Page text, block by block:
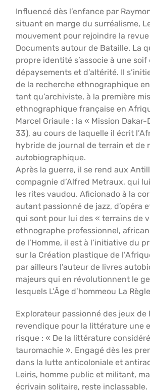
Influencé dès l’enfance par
situant en marge du surréalisme,
mouvement pour rejoindre la
Documents autour de Bataille. La
propre identité s’associe à une soif
dépaysements et d’altérité. Il
de la recherche ethnographique
tant qu’archiviste, à la première
ethnographique française en
Marcel Griaule : la « Mission
33), au cours de laquelle il écrit
hybride de journal de terrain et de
autobiographique.
Après la guerre, il se rend aux
compagnie d’Alfred Metraux, qui
les rites vaudou. Aficionado à la
autant passionné de jazz, d’opéra
qui sont pour lui des « terrains de
ethnographe professionnel,
de l’Homme, il est à l’initiative du
sur la Création plastique de
par ailleurs l’auteur de livres
majeurs qui en révolutionnent le
lesquels L’Âge d’hommeou La
Explorateur passionné des jeux de
revendique pour la littérature une
risque : « De la littérature
tauromachie ». Engagé dès les
dans la lutte anticoloniale et
Leiris, homme public et militant,
écrivain solitaire, reste inclassable.